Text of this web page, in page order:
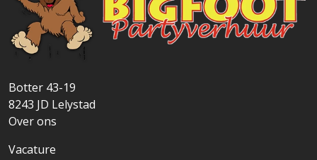
Botter 43-19
8243 JD Lelystad
Over ons
Vacature